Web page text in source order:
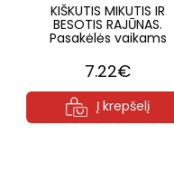
KIŠKUTIS MIKUTIS IR
BESOTIS RAJŪNAS.
Pasakėlės vaikams
7.22€
Į krepšelį